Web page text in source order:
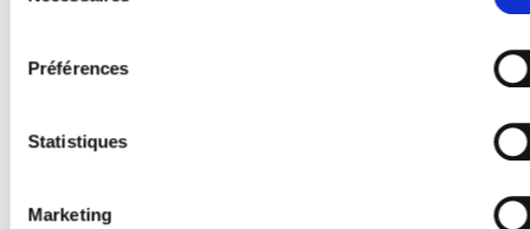
Préférences
Statistiques
Marketing